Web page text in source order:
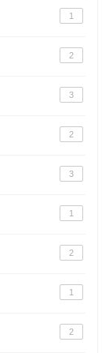
1
2
3
2
3
1
2
1
2